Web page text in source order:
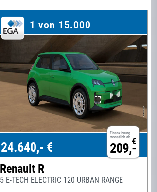
1 von 15.000
Finanzierung
monatlich ab €
209,-
24.640,- €
Renault R
5 E-TECH ELECTRIC 120 URBAN RANGE